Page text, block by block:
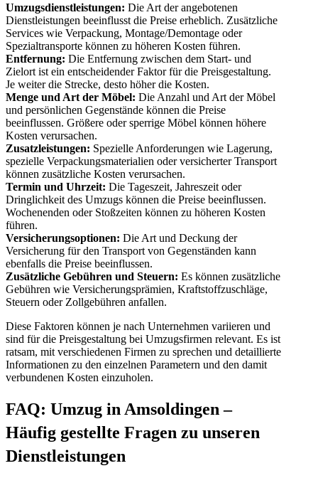
Umzugsdienstleistungen: Die Art der angebotenen
Dienstleistungen beeinflusst die Preise erheblich. Zusätzliche
Services wie Verpackung, Montage/Demontage oder
Spezialtransporte können zu höheren Kosten führen.
Entfernung: Die Entfernung zwischen dem Start- und
Zielort ist ein entscheidender Faktor für die Preisgestaltung.
Je weiter die Strecke, desto höher die Kosten.
Menge und Art der Möbel: Die Anzahl und Art der Möbel
und persönlichen Gegenstände können die Preise
beeinflussen. Größere oder sperrige Möbel können höhere
Kosten verursachen.
Zusatzleistungen: Spezielle Anforderungen wie Lagerung,
spezielle Verpackungsmaterialien oder versicherter Transport
können zusätzliche Kosten verursachen.
Termin und Uhrzeit: Die Tageszeit, Jahreszeit oder
Dringlichkeit des Umzugs können die Preise beeinflussen.
Wochenenden oder Stoßzeiten können zu höheren Kosten
führen.
Versicherungsoptionen: Die Art und Deckung der
Versicherung für den Transport von Gegenständen kann
ebenfalls die Preise beeinflussen.
Zusätzliche Gebühren und Steuern: Es können zusätzliche
Gebühren wie Versicherungsprämien, Kraftstoffzuschläge,
Steuern oder Zollgebühren anfallen.
Diese Faktoren können je nach Unternehmen variieren und
sind für die Preisgestaltung bei Umzugsfirmen relevant. Es ist
ratsam, mit verschiedenen Firmen zu sprechen und detaillierte
Informationen zu den einzelnen Parametern und den damit
verbundenen Kosten einzuholen.
FAQ: Umzug in Amsoldingen –
Häufig gestellte Fragen zu unseren
Dienstleistungen